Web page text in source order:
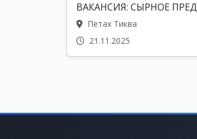
ВАКАНСИЯ: СЫРНОЕ
Петах Тиква
21.11.2025